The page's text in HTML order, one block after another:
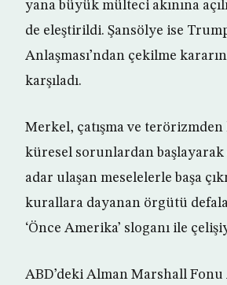
yana büyük mülteci akınına
de eleştirildi. Şansölye ise
Anlaşması’ndan çekilme
karşıladı.
Merkel, çatışma ve
küresel sorunlardan başlayarak
adar ulaşan meselelerle başa
kurallara dayanan örgütü
‘Önce Amerika’ sloganı ile
ABD’deki Alman Marshall Fonu